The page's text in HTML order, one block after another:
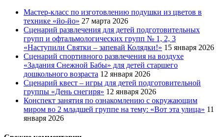
Мастер-класс по изготовлению подушки из цветов в
технике «йо-йо» 27 марта 2026
Сценарий развлечения для детей подготовительных
групп и офтальмологических групп № 1, 2, 3
«Наступили Святки – запевай Колядки!» 15 января 2026
Сценарий спортивного развлечения на воздухе
«Задания Снежной Бабы» для детей старшего
дошкольного возраста 12 января 2026
Сценарий квест – игры для детей подготовительной
группы «День снегиря» 12 января 2026
Конспект занятия по ознакомлению с окружающим
миром во 2 младшей группе на тему: «Вот эта улица» 11
января 2026